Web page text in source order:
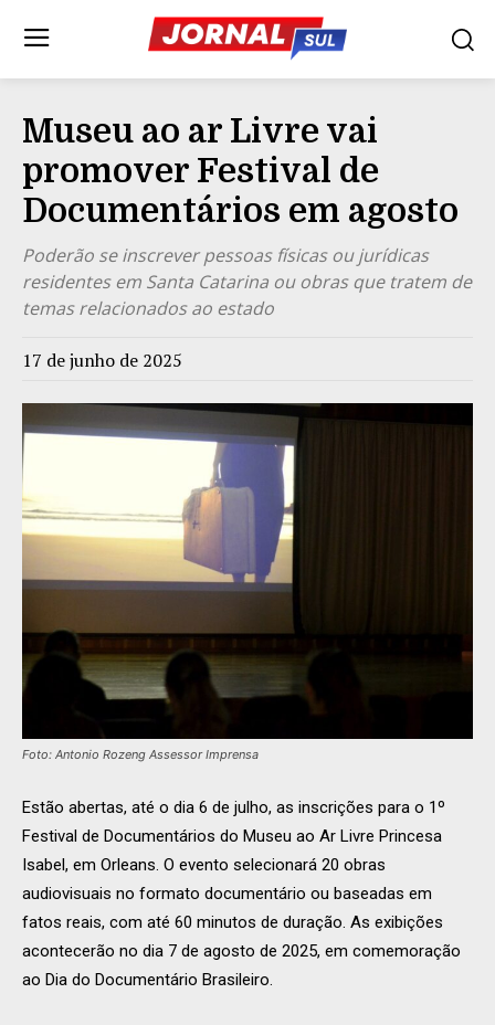
Museu ao ar Livre vai
promover Festival de
Documentários em agosto
Poderão se inscrever pessoas físicas ou jurídicas
residentes em Santa Catarina ou obras que tratem de
temas relacionados ao estado
17 de junho de 2025
Foto: Antonio Rozeng Assessor Imprensa
Estão abertas, até o dia 6 de julho, as inscrições para o 1º
Festival de Documentários do Museu ao Ar Livre Princesa
Isabel, em Orleans. O evento selecionará 20 obras
audiovisuais no formato documentário ou baseadas em
fatos reais, com até 60 minutos de duração. As exibições
acontecerão no dia 7 de agosto de 2025, em comemoração
ao Dia do Documentário Brasileiro.